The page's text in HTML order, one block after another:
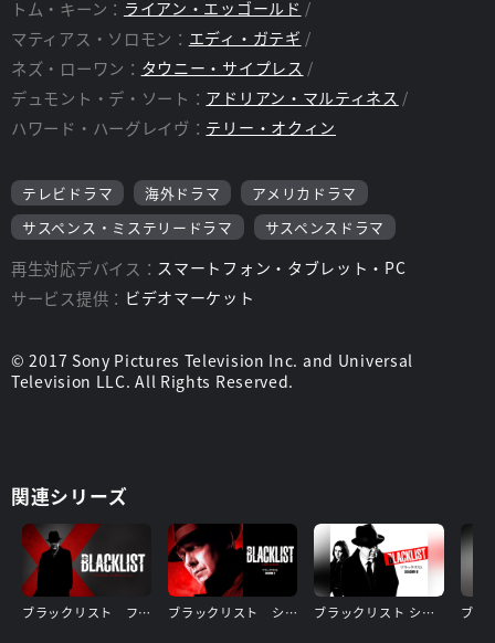
トム・キーン： ライアン・エッゴールド
マティアス・ソロモン： エディ・ガテギ
ネズ・ローワン： タウニー・サイプレス
デュモント・デ・ソート： アドリアン・マルティネス
ハワード・ハーグレイヴ： テリー・オクィン
テレビドラマ 海外ドラマ
アメリカドラマ
サスペンス・ミステリードラマ
サスペンスドラマ
再生対応デバイス： スマートフォン・タブレット・PC
サービス提供： ビデオマーケット
© 2017 Sony Pictures Television Inc. and Universal
Television LLC. All Rights Reserved.
関連シリーズ
ブラックリスト ファイナルシーズン ブラックリスト シーズン9 ブラックリスト シーズン8